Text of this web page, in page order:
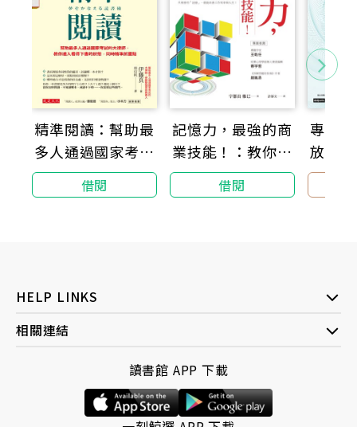
◑ 致富心態建立：最好投資，就是投資你自己。
◑ 要持有長期財富，耐心和紀律很重要。
◑ 了解複利效應的真正本質，並避免複利反作用在
自己身上。
◑ 投資最重要的四個字：安全邊際。
◑ 股市長贏之道：你不需要做出漂亮的複雜決策，
而是要避免做出蠢事。
◑ 建立穩健的投資組合：讓你在熊市撐過風暴，迎
來牛市的富貴大發。
◑ 價值投資的智慧：濃縮波克夏股東信精華，巴菲
特與蒙格長期跑贏大盤的關鍵。
本書特色
1. 複利效應＋價值投資＝複利的喜悅，是最容易入
2. 從心態建立到實戰案例，搭配經典案例與數十張
圖表分析，由淺入深帶你打造最堅固的心智護城河。
3. 關於選股策略、資產配置、進出場時機抉擇，與
精準閱讀：幫助最
多人通過國家考試
的大律師，教你進
入看得下書的狀
借閱
記憶力，最強的商
業技能！：教你做
好「記憶管理」，
精進學習力、理解
借閱
專注
放空
夢，
╳激
HELP LINKS
相關連結
讀書館 APP 下載